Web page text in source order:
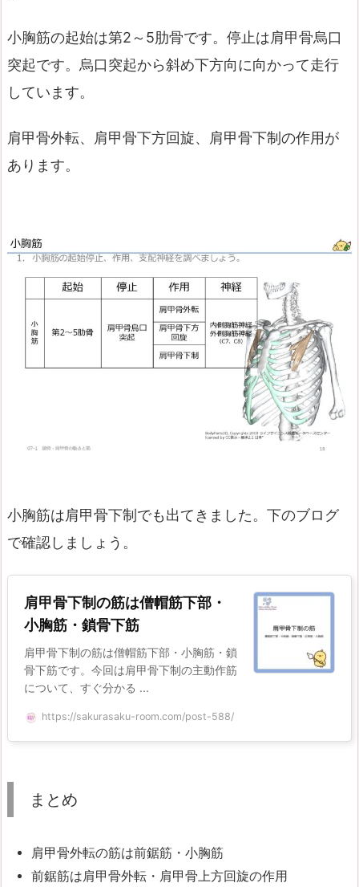
小胸筋の起始は第2～5肋骨です。停止は肩甲骨烏口
突起です。烏口突起から斜め下方向に向かって走行
しています。
肩甲骨外転、肩甲骨下方回旋、肩甲骨下制の作用が
あります。
小胸筋は肩甲骨下制でも出てきました。下のブログ
で確認しましょう。
肩甲骨下制の筋は僧帽筋下部・
小胸筋・鎖骨下筋
肩甲骨下制の筋は僧帽筋下部・小胸筋・鎖
骨下筋です。今回は肩甲骨下制の主動作筋
について、すぐ分かる ...
https://sakurasaku-room.com/post-588/
まとめ
肩甲骨外転の筋は前鋸筋・小胸筋
前鋸筋は肩甲骨外転・肩甲骨上方回旋の作用